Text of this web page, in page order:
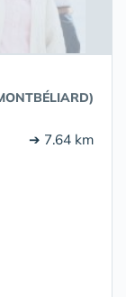
➔ 7.64 km